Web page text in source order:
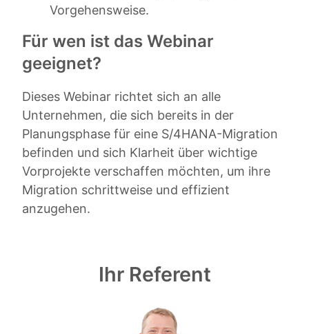
Vorgehensweise.
Für wen ist das Webinar
geeignet?
Dieses Webinar richtet sich an alle
Unternehmen, die sich bereits in der
Planungsphase für eine S/4HANA-Migration
befinden und sich Klarheit über wichtige
Vorprojekte verschaffen möchten, um ihre
Migration schrittweise und effizient
anzugehen.
Ihr Referent